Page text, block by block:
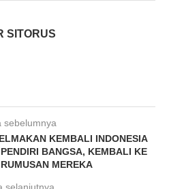
SITORUS
sebelumnya
KEMBALI INDONESIA
BANGSA, KEMBALI KE
MEREKA